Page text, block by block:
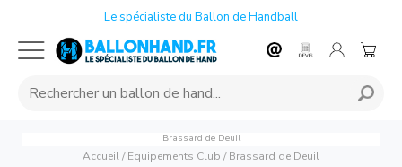
Le spécialiste du Ballon de Handball
Brassard de Deuil
Accueil/ Equipements Club / Brassard de Deuil